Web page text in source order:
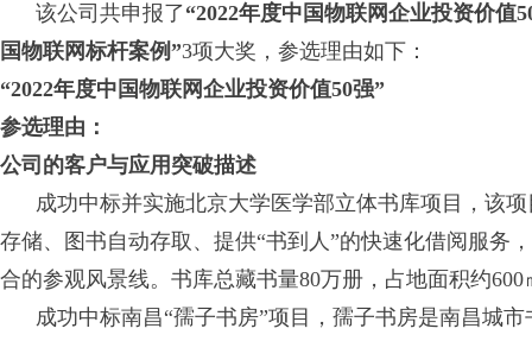
该公司共申报了“2022年度中国物联网企业投资价值
国物联网标杆案例”3项大奖，参选理由如下：
“2022年度中国物联网企业投资价值50强”
参选理由：
公司的客户与应用突破描述
成功中标并实施北京大学医学部立体书库项目，该项
存储、图书自动存取、提供“书到人”的快速化借阅服务
合的参观风景线。书库总藏书量80万册，占地面积约
成功中标南昌“孺子书房”项目，孺子书房是南昌城市